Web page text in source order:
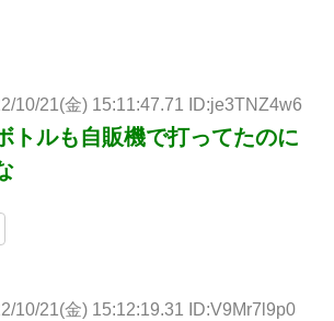
10/21(金) 15:11:47.71 ID:je3TNZ4w6
トルも自販機で打ってたのに
10/21(金) 15:12:19.31 ID:V9Mr7l9p0